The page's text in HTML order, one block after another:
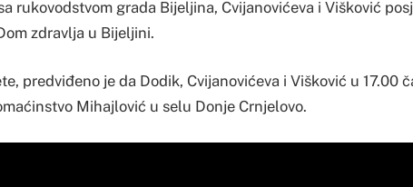
rukovodstvom grada Bijeljina, Cvijanovićeva i Višković
zdravlja u Bijeljini.
predviđeno je da Dodik, Cvijanovićeva i Višković u 17.00
Mihajlović u selu Donje Crnjelovo.